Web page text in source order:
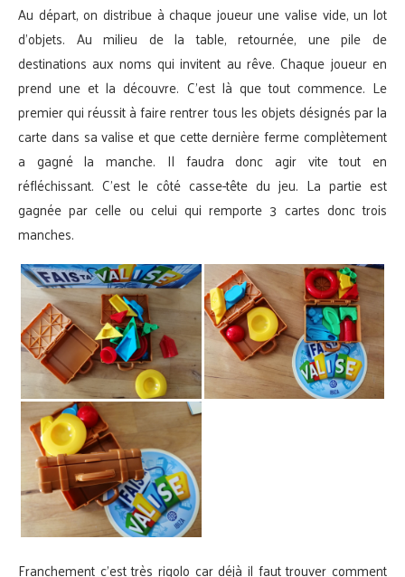
Au départ, on distribue à chaque joueur une valise vide, un lot
d’objets. Au milieu de la table, retournée, une pile de
destinations aux noms qui invitent au rêve. Chaque joueur en
prend une et la découvre. C’est là que tout commence. Le
premier qui réussit à faire rentrer tous les objets désignés par la
carte dans sa valise et que cette dernière ferme complètement
a gagné la manche. Il faudra donc agir vite tout en
réfléchissant. C’est le côté casse-tête du jeu. La partie est
gagnée par celle ou celui qui remporte 3 cartes donc trois
manches.
Franchement c’est très rigolo car déjà il faut trouver comment